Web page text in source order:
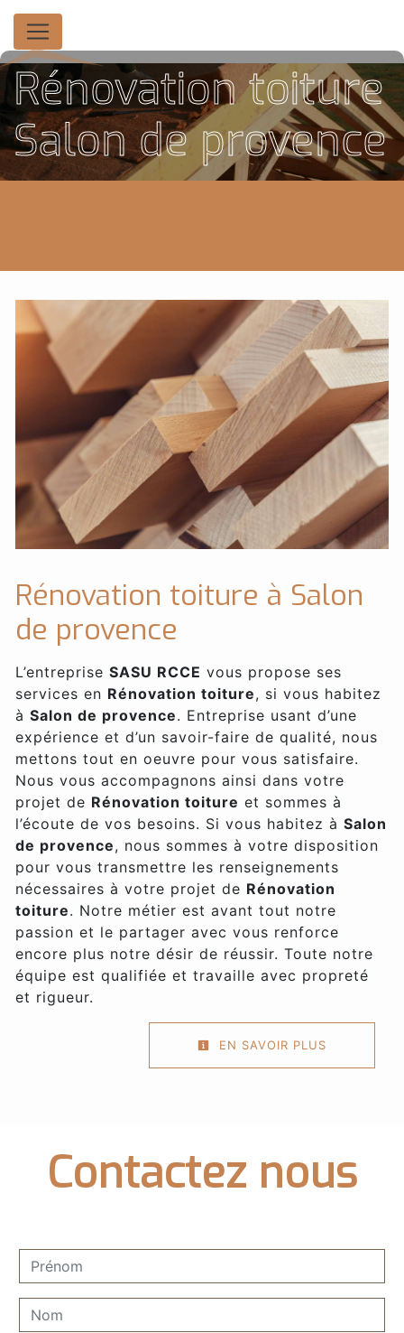
Panneau de gestion des cookies
Rénovation toiture
Salon de provence
Rénovation toiture à Salon
de provence
L’entreprise SASU RCCE vous propose ses
services en Rénovation toiture, si vous habitez
à Salon de provence. Entreprise usant d’une
expérience et d’un savoir-faire de qualité, nous
mettons tout en oeuvre pour vous satisfaire.
Nous vous accompagnons ainsi dans votre
projet de Rénovation toiture et sommes à
l’écoute de vos besoins. Si vous habitez à Salon
de provence, nous sommes à votre disposition
pour vous transmettre les renseignements
nécessaires à votre projet de Rénovation
toiture. Notre métier est avant tout notre
passion et le partager avec vous renforce
encore plus notre désir de réussir. Toute notre
équipe est qualifiée et travaille avec propreté
et rigueur.
EN SAVOIR PLUS
Contactez nous